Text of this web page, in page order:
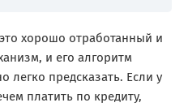
хорошо отработанный и
и его алгоритм
легко предсказать. Если у
платить по кредиту,